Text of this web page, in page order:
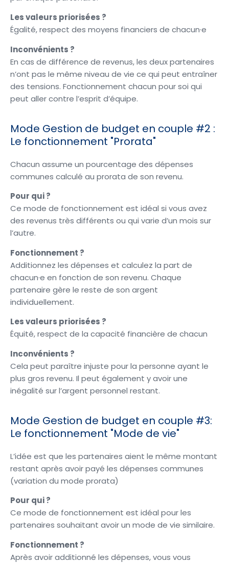
Les valeurs priorisées ?
Égalité, respect des moyens financiers de chacun·e
Inconvénients ?
En cas de différence de revenus, les deux partenaires
n’ont pas le même niveau de vie ce qui peut entraîner
des tensions. Fonctionnement chacun pour soi qui
peut aller contre l’esprit d’équipe.
Mode Gestion de budget en couple #2 :
Le fonctionnement "Prorata"
Chacun assume un pourcentage des dépenses
communes calculé au prorata de son revenu.
Pour qui ?
Ce mode de fonctionnement est idéal si vous avez
des revenus très différents ou qui varie d’un mois sur
l’autre.
Fonctionnement ?
Additionnez les dépenses et calculez la part de
chacun·e en fonction de son revenu. Chaque
partenaire gère le reste de son argent
individuellement.
Les valeurs priorisées ?
Équité, respect de la capacité financière de chacun
Inconvénients ?
Cela peut paraître injuste pour la personne ayant le
plus gros revenu. Il peut également y avoir une
inégalité sur l’argent personnel restant.
Mode Gestion de budget en couple #3:
Le fonctionnement "Mode de vie"
L’idée est que les partenaires aient le même montant
restant après avoir payé les dépenses communes
(variation du mode prorata)
Pour qui ?
Ce mode de fonctionnement est idéal pour les
partenaires souhaitant avoir un mode de vie similaire.
Fonctionnement ?
Après avoir additionné les dépenses, vous vous